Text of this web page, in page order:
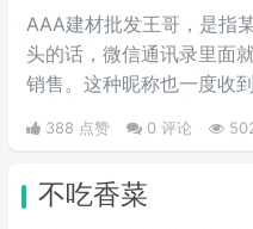
AAA建材批发王哥，是指
头的话，微信通讯录里面
销售。这种昵称也一度收
仿中老年人的语气头像昵
388 点赞 0 评论
不吃香菜